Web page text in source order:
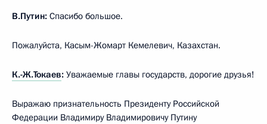
В.Путин: Спасибо большое.
Пожалуйста, Касым-Жомарт Кемелевич, Казахстан.
К.-Ж.Токаев: Уважаемые главы государств, дорогие друзья!
Выражаю признательность Президенту Российской
Федерации Владимиру Владимировичу Путину